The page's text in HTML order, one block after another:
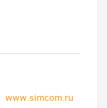
www.simcom.ru